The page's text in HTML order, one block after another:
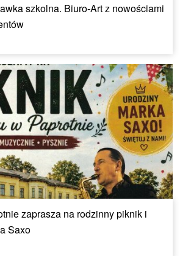
szkolna. Biuro-Art z nowościami
zaprasza na rodzinny piknik i
Saxo